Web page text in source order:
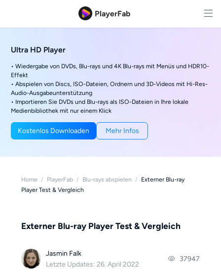
PlayerFab
Ultra HD Player
• Wiedergabe von DVDs, Blu-rays und 4K Blu-rays mit Menüs und HDR10-
Effekt
• Abspielen von Discs, ISO-Dateien, Ordnern und 3D-Videos mit Hi-Res-
Audio-Ausgabeunterstützung
• Importieren Sie DVDs und Blu-rays als ISO-Dateien in Ihre lokale
Medienbibliothek mit nur einem Klick
Kostenlos Downloaden Mehr Infos
Home / PlayerFab / Blu-rays abspielen / Externer Blu-ray
Player Test & Vergleich
Externer Blu-ray Player Test & Vergleich
Jasmin Falk
Letzte Updates: 26. April 2022
37947